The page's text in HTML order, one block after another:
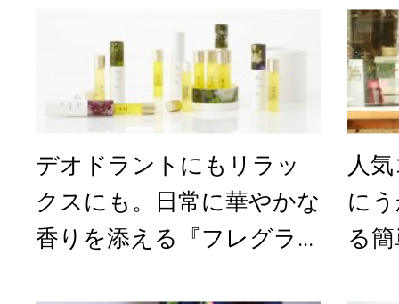
デオドラントにもリラッ
クスにも。日常に華やかな
香りを添える『フレグラ...
人
に
る